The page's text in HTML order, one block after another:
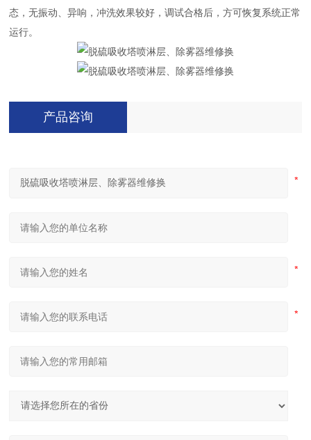
态，无振动、异响，冲洗效果较好，调试合格后，方可恢复系统正常
运行。
产品咨询